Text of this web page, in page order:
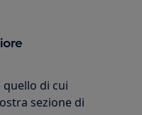
quello di cui
sezione di